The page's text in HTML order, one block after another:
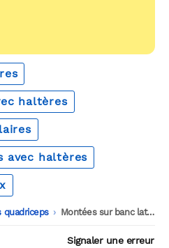
haltères
avec haltères
quadriceps -
Montées sur banc latérales avec haltères
Signaler une erreur